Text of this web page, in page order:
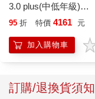
3.0 plus(中低年級)沙
綠 全新進化玩美上市
95 折 特價 4161 元
加入購物車
訂購/退換貨須知